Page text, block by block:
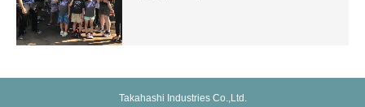
Takahashi Industries Co.,Ltd.